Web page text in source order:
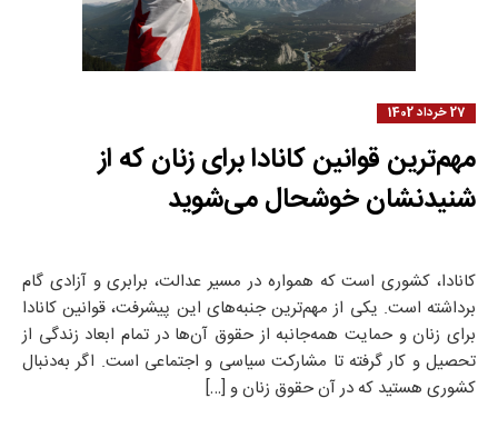
27 خرداد 1402
مهم‌ترین قوانین کانادا برای زنان که از
شنیدنشان خوشحال می‌شوید
کانادا، کشوری است که همواره در مسیر عدالت، برابری و آزادی گام
برداشته است. یکی از مهم‌ترین جنبه‌های این پیشرفت، قوانین کانادا
برای زنان و حمایت همه‌جانبه از حقوق آن‌ها در تمام ابعاد زندگی از
تحصیل و کار گرفته تا مشارکت سیاسی و اجتماعی است. اگر به‌دنبال
کشوری هستید که در آن حقوق زنان و […]